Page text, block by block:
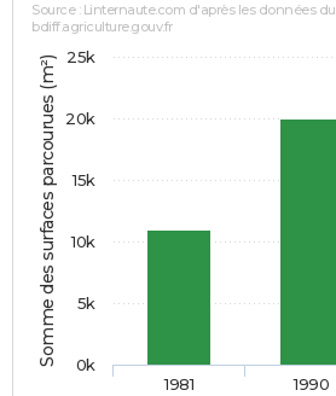
Somme des surfaces parcourues (m²)
Source : Linternaute.com d'après les données du
bdiff.agriculture.gouv.fr
1981 1990
0k
5k
10k
15k
20k
25k